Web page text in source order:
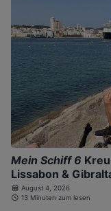
Mein Schiff 6
Lissabon &
August 4, 2026
13 Minuten zum lesen